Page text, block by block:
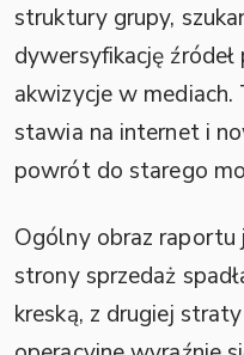
struktury grupy,
dywersyfikację
akwizycje w mediach.
stawia na internet i
powrót do starego
Ogólny obraz raportu
strony sprzedaż
kreską, z drugiej